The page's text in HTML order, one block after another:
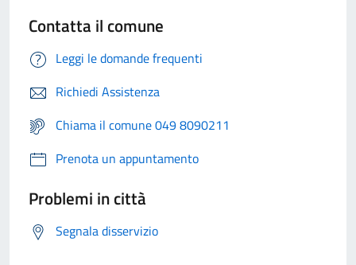
Contatta il comune
Leggi le domande frequenti
Richiedi Assistenza
Chiama il comune 049 8090211
Prenota un appuntamento
Problemi in città
Segnala disservizio